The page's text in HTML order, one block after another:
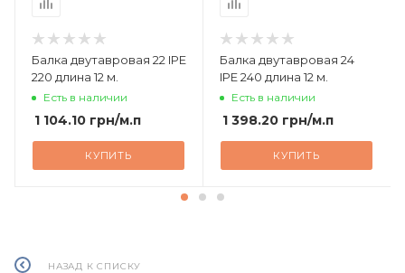
Балка двутавровая 22 IPE
220 длина 12 м.
Есть в наличии
1 104.10 грн/м.п
КУПИТЬ
Балка двутавровая 24
IPE 240 длина 12 м.
Есть в наличии
1 398.20 грн/м.п
КУПИТЬ
НАЗАД К СПИСКУ